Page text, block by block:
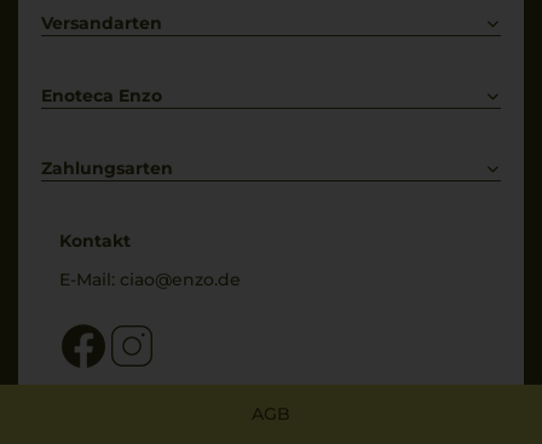
Kontakt
Versandarten
Enoteca Enzo
Bewertungs-Richtlinien
Zahlungsarten
Kontakt
E-Mail: ciao@enzo.de
AGB